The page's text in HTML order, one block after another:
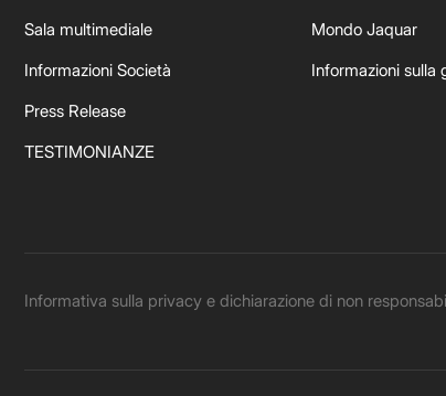
Sala multimediale
Informazioni Società
Press Release
TESTIMONIANZE
Mondo Jaquar
Informazioni sulla
Informativa sulla privacy e dichiarazione di non